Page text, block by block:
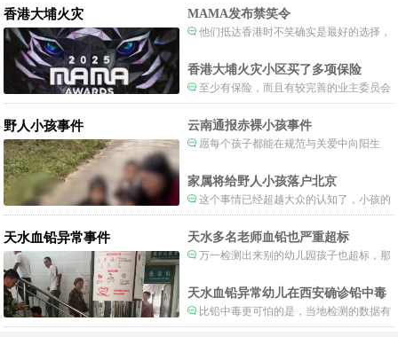
香港大埔火灾 MAMA发布禁笑令
他们抵达香港时不笑确实是最好的选择，
一种保护吧。
香港大埔火灾小区买了多项保险
至少有保险，而且有较完善的业主委员会
制度。
野人小孩事件 云南通报赤裸小孩事件
愿每个孩子都能在规范与关爱中向阳生
家属将给野人小孩落户北京
这个事情已经超越大众的认知了，小孩的
形体和状态已经畸形了，得尽快送医。
天水血铅异常事件 天水多名老师血铅也严重超标
万一检测出来别的幼儿园孩子也超标，那
天水血铅异常幼儿在西安确诊铅中毒
比铅中毒更可怕的是，当地检测的数据有
可能被造假。